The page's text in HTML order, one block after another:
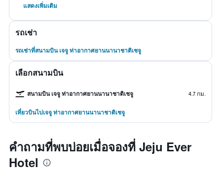
แสดงเพิ่มเติม
รถเช่า
รถเช่าที่สนามบิน เจจู ท่าอากาศยานนานาชาติเชจู
เลือกสนามบิน
สนามบิน เจจู ท่าอากาศยานนานาชาติเชจู 4.7 กม.
เที่ยวบินไปเจจู ท่าอากาศยานนานาชาติเชจู
คำถามที่พบบ่อยเมื่อจองที่ Jeju Ever
Hotel